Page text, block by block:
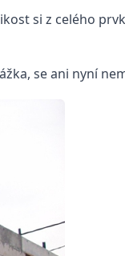
si z celého
se ani nyní